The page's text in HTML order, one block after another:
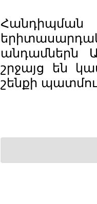
անդամներն
շրջայց են
շենքի